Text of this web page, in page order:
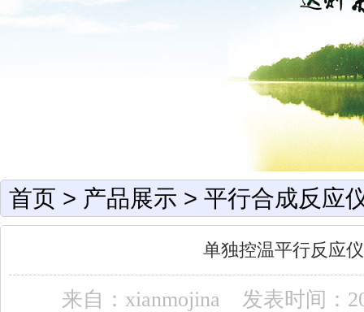
首页 > 产品展示 > 平行合成反应
单独控温平行反应
来自：xianmojina 发表时间：